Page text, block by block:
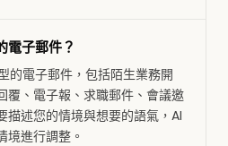
電子郵件？
的電子郵件，包括陌生業務開
覆、電子報、求職郵件、會議邀
描述您的情境與想要的語氣，AI
境進行調整。